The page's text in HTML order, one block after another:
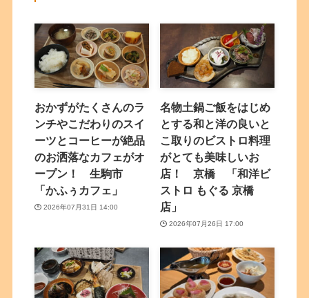
おかずがたくさんのラ
ンチやこだわりのスイ
ーツとコーヒーが絶品
のお洒落なカフェがオ
ープン！ 生駒市
「かふぅカフェ」
2026年07月31日 14:00
名物土鍋ご飯をはじめ
とする和と洋の良いと
こ取りのビストロ料理
がとても美味しいお
店！ 京橋 「和洋ビ
ストロ もぐる 京橋
店」
2026年07月26日 17:00